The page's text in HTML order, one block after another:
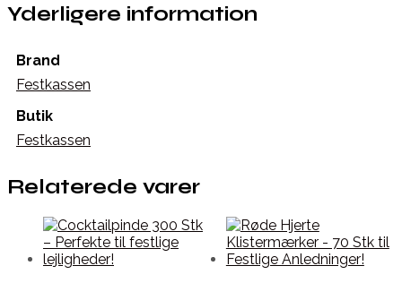
Yderligere information
Brand
Festkassen
Butik
Festkassen
Relaterede varer